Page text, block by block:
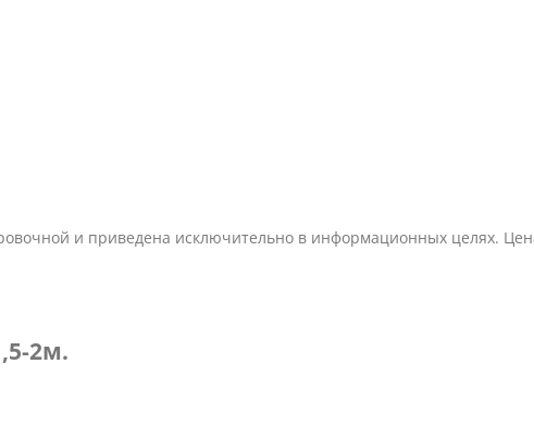
и приведена исключительно в информационных целях.
2м.